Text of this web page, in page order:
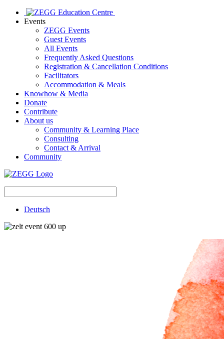
Events
ZEGG Events
Guest Events
All Events
Frequently Asked Questions
Registration & Cancellation Conditions
Facilitators
Accommodation & Meals
Knowhow & Media
Donate
Contribute
About us
Community & Learning Place
Consulting
Contact & Arrival
Community
Deutsch